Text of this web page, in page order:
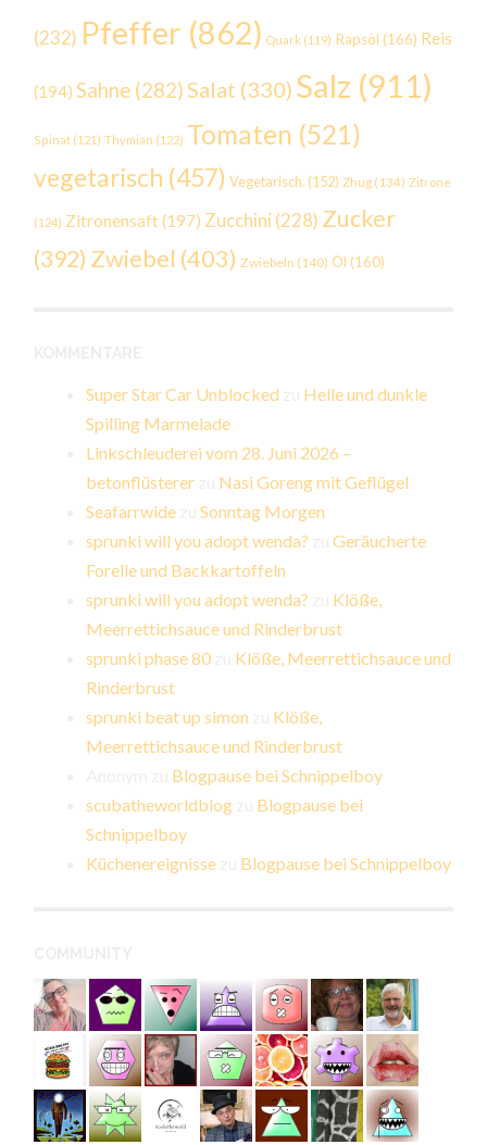
(232) Pfeffer (862) Quark (119) Rapsöl (166) Reis
(194) Sahne (282)Salat (330) Salz (911)
Spinat (121) Thymian (122) Tomaten (521)
vegetarisch (457) Vegetarisch. (152) Zhug (134) Zitrone
(124) Zitronensaft(197) Zucchini (228) Zucker
(392) Zwiebel (403) Zwiebeln (140) Öl (160)
Super Star Car Unblocked
Helle und dunkle
Spilling Marmelade
Linkschleuderei vom 28. Juni 2026 –
betonflüsterer
Nasi Goreng mit Geflügel
Seafarrwide zuSonntag Morgen
sprunki will you adopt wenda? zuGeräucherte
Forelle und Backkartoffeln
sprunki will you adopt wenda?
Klöße,
Meerrettichsauce und Rinderbrust
sprunki phase 80
Klöße, Meerrettichsauce und
Rinderbrust
sprunki beat up simon
Klöße,
Meerrettichsauce und Rinderbrust
Blogpause bei Schnippelboy
scubatheworldblog
Blogpause bei
Schnippelboy
Küchenereignisse
Blogpause bei Schnippelboy